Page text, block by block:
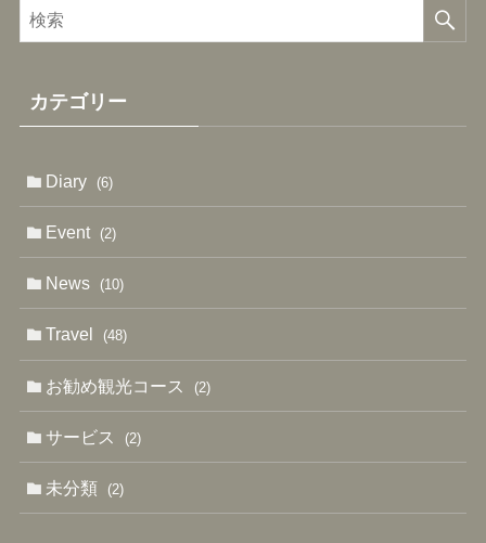
カテゴリー
Diary (6)
Event (2)
News (10)
Travel (48)
お勧め観光コース (2)
サービス (2)
未分類 (2)